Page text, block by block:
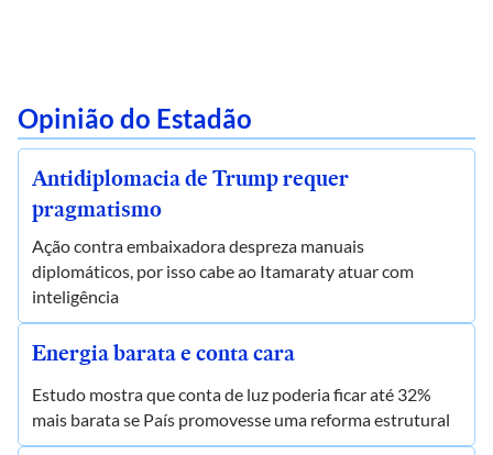
Opinião do Estadão
Antidiplomacia de Trump requer
pragmatismo
Ação contra embaixadora despreza manuais
diplomáticos, por isso cabe ao Itamaraty atuar com
inteligência
Energia barata e conta cara
Estudo mostra que conta de luz poderia ficar até 32%
mais barata se País promovesse uma reforma estrutural